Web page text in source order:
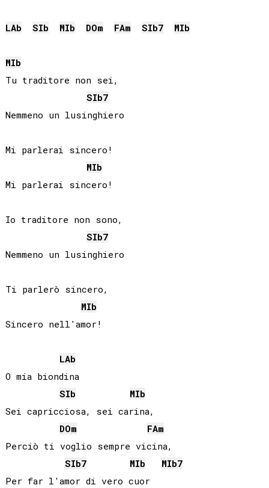
LAb SIb MIb DOm FAm SIb7 MIb
MIb
Tu traditore non sei,
SIb7
Nemmeno un lusinghiero
Mi parlerai sincero!
MIb
Mi parlerai sincero!
Io traditore non sono,
SIb7
Nemmeno un lusinghiero
Ti parlerò sincero,
MIb
Sincero nell'amor!
LAb
O mia biondina
SIb
MIb
Sei capricciosa, sei carina,
DOm FAm
Perciò ti voglio sempre vicina,
SIb7 MIb MIb7
Per far l'amor di vero cuor